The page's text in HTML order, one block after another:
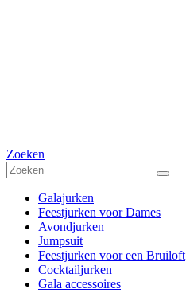
Zoeken
Galajurken
Feestjurken voor Dames
Avondjurken
Jumpsuit
Feestjurken voor een Bruiloft
Cocktailjurken
Gala accessoires